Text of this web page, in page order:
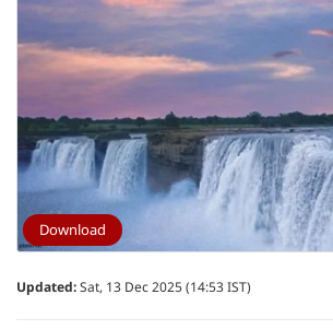
Download
Updated:Sat, 13 Dec 2025 (14:53 IST)